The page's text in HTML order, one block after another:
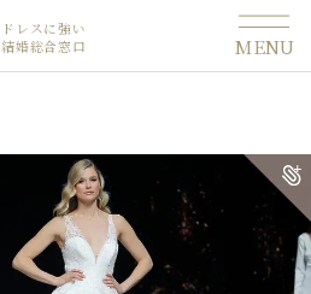
ドレスに強い
結婚総合窓口
MENU